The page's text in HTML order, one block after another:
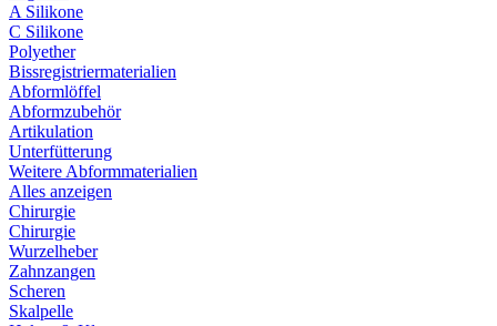
A Silikone
C Silikone
Polyether
Bissregistriermaterialien
Abformlöffel
Abformzubehör
Artikulation
Unterfütterung
Weitere Abformmaterialien
Alles anzeigen
Chirurgie
Chirurgie
Wurzelheber
Zahnzangen
Scheren
Skalpelle